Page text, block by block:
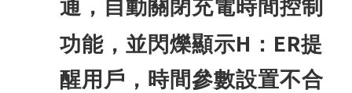
通，自動關閉充電時間控制
功能，並閃爍顯示H ： ER提
醒用戶，時間參數設置不合